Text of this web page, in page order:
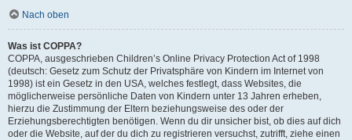
Nach oben
Was ist COPPA?
COPPA, ausgeschrieben Children’s Online Privacy Protection Act of 1998
(deutsch: Gesetz zum Schutz der Privatsphäre von Kindern im Internet von
1998) ist ein Gesetz in den USA, welches festlegt, dass Websites, die
möglicherweise persönliche Daten von Kindern unter 13 Jahren erheben,
hierzu die Zustimmung der Eltern beziehungsweise des oder der
Erziehungsberechtigten benötigen. Wenn du dir unsicher bist, ob dies auf dich
oder die Website, auf der du dich zu registrieren versuchst, zutrifft, ziehe einen